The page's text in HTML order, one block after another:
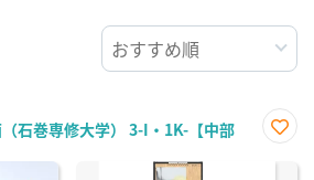
石巻専修大学） 3-I・1K-【中部
に入